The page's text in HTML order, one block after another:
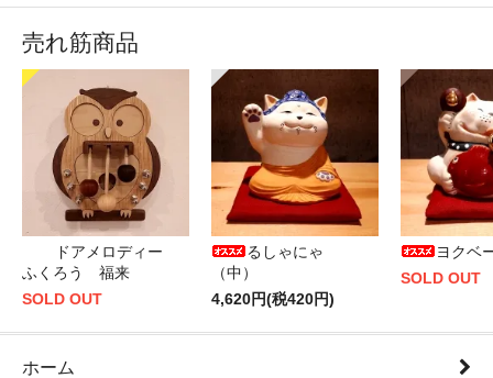
売れ筋商品
ドアメロディー
ふくろう 福来
SOLD OUT
るしゃにゃ
（中）
4,620円(税420円)
ヨクベ
SOLD OUT
ホーム